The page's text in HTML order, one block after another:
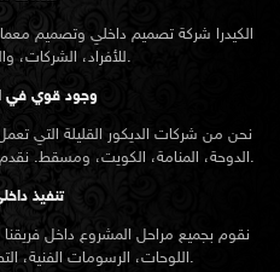
الكيدرا شركة تصميم داخلي وتصميم
للأفراد، الشركات، والمطورين العقاريين.
وجود قوي في
نحن من شركات الديكور القليلة التي
الدوحة، المنامة، الكويت، ومسقط. نقدم حلول مصممة لتناسب السوق المحلي.
تنفيذ
نقوم بجميع مراحل المشروع داخل
اللوحات، الرسومات الفنية، التصوير الثلاثي، وزيارات الموقع.